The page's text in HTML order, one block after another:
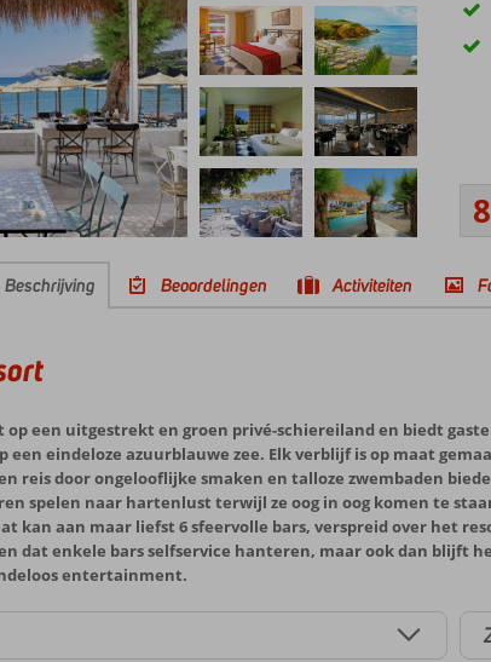
Beschrijving Beoordelingen Activiteiten
op een uitgestrekt en groen privé-schiereiland en biedt
een eindeloze azuurblauwe zee. Elk verblijf is op maat
reis door ongelooflijke smaken en talloze zwembaden
spelen naar hartenlust terwijl ze oog in oog komen te
kan aan maar liefst 6 sfeervolle bars, verspreid over het
dat enkele bars selfservice hanteren, maar ook dan blijft
entertainment.